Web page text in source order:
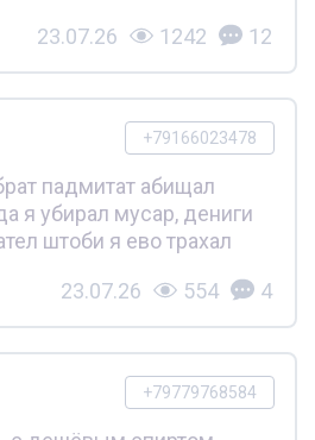
23.07.26 1242 12
+79166023478
падмитат абищал
я убирал мусар, дениги
штоби я ево трахал
23.07.26 554 4
+79779768584